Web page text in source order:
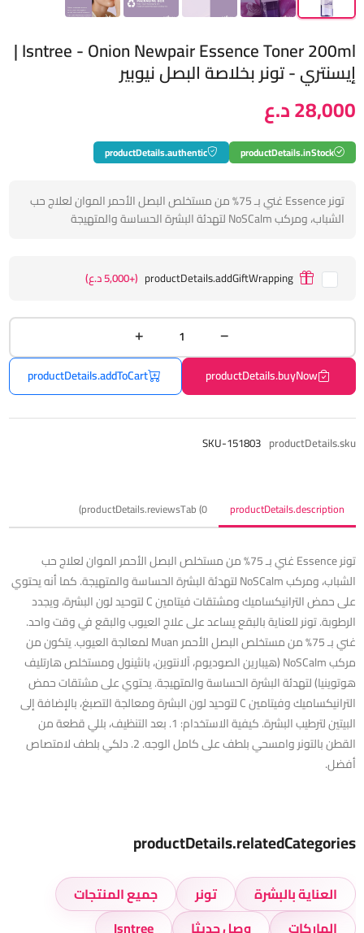
Isntree - Onion Newpair Essence Toner 200ml |
إيسنتري - تونر بخلاصة البصل نيوبير
28,000 د.ع
productDetails.inStock
productDetails.authentic
تونر Essence غني بـ 75% من مستخلص البصل الأحمر الموان لعلاج حب
الشباب، ومركب NoSCalm لتهدئة البشرة الحساسة والمتهيجة
productDetails.addGiftWrapping (+5,000 د.ع)
productDetails.buyNow
productDetails.addToCart
productDetails.sku
SKU-151803
productDetails.description
productDetails.reviewsTab (0)
تونر Essence غني بـ 75% من مستخلص البصل الأحمر الموان لعلاج حب
الشباب، ومركب NoSCalm لتهدئة البشرة الحساسة والمتهيجة. كما أنه يحتوي
على حمض الترانيكساميك ومشتقات فيتامين C لتوحيد لون البشرة، ويجدد
الرطوبة. تونر للعناية بالبقع يساعد على علاج العيوب والبقع في وقت واحد.
غني بـ 75% من مستخلص البصل الأحمر Muan لمعالجة العيوب. يتكون من
مركب NoSCalm (هيبارين الصوديوم، آلانتوين، بانثينول ومستخلص هارتليف
هوتوينيا) لتهدئة البشرة الحساسة والمتهيجة. يحتوي على مشتقات حمض
الترانيكساميك وفيتامين C لتوحيد لون البشرة ومعالجة التصبغ، بالإضافة إلى
البيتين لترطيب البشرة. كيفية الاستخدام: 1. بعد التنظيف، بللي قطعة من
القطن بالتونر وامسحي بلطف على كامل الوجه. 2. دلكي بلطف لامتصاص
أفضل.
productDetails.relatedCategories
العناية بالبشرة تونر
جميع المنتجات